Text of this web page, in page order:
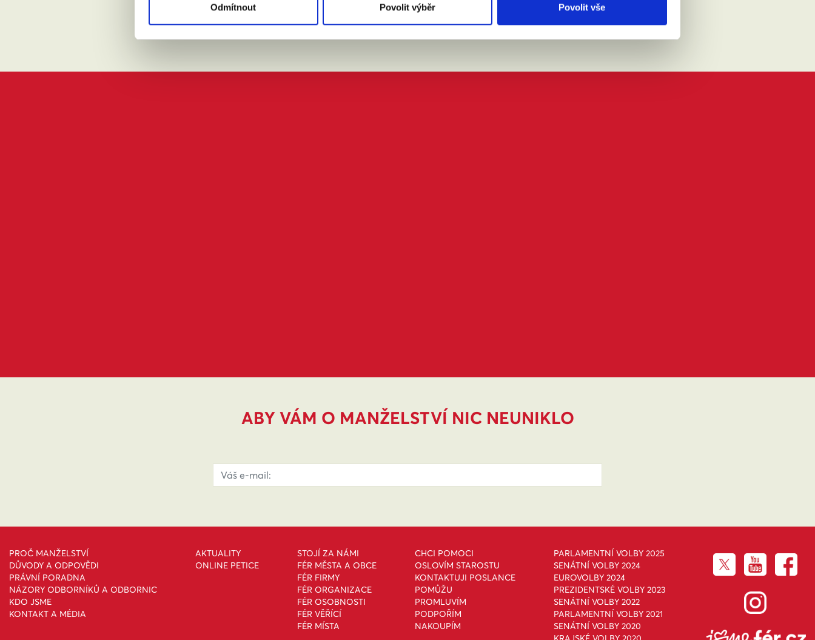
Odmítnout Povolit výběr Povolit vše
ABY VÁM O MANŽELSTVÍ NIC NEUNIKLO
PROČ MANŽELSTVÍ
DŮVODY A ODPOVĚDI
PRÁVNÍ PORADNA
NÁZORY ODBORNÍKŮ A ODBORNIC
KDO JSME
KONTAKT A MÉDIA
AKTUALITY
ONLINE PETICE
STOJÍ ZA NÁMI
FÉR MĚSTA A OBCE
FÉR FIRMY
FÉR ORGANIZACE
FÉR OSOBNOSTI
FÉR VĚŘÍCÍ
FÉR MÍSTA
CHCI POMOCI
OSLOVÍM STAROSTU
KONTAKTUJI POSLANCE
POMŮŽU
PROMLUVÍM
PODPOŘÍM
NAKOUPÍM
PARLAMENTNÍ VOLBY 2025
SENÁTNÍ VOLBY 2024
EUROVOLBY 2024
PREZIDENTSKÉ VOLBY 2023
SENÁTNÍ VOLBY 2022
PARLAMENTNÍ VOLBY 2021
SENÁTNÍ VOLBY 2020